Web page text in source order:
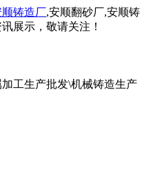
顺铸造厂,安顺翻砂厂,安顺铸
展示，敬请关注！
工生产批发\机械铸造生产